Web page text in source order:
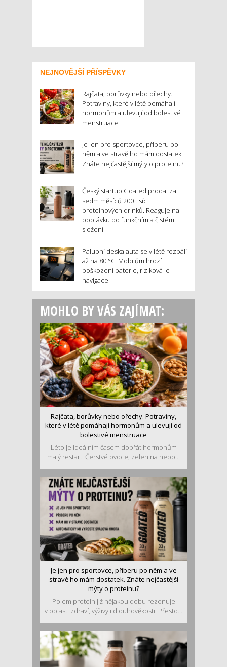
NEJNOVĚJŠÍ PŘÍSPĚVKY
Rajčata, borůvky nebo ořechy.
Potraviny, které v létě pomáhají
hormonům a ulevují od bolestivé
menstruace
Je jen pro sportovce, přiberu po
něm a ve stravě ho mám dostatek.
Znáte nejčastější mýty o proteinu?
Český startup Goated prodal za
sedm měsíců 200 tisíc
proteinových drinků. Reaguje na
poptávku po funkčním a čistém
složení
Palubní deska auta se v létě rozpálí
až na 80 °C. Mobilům hrozí
poškození baterie, riziková je i
navigace
MOHLO BY VÁS ZAJÍMAT:
Rajčata, borůvky nebo ořechy. Potraviny,
které v létě pomáhají hormonům a ulevují od
bolestivé menstruace
Léto je ideálním časem dopřát hormonům
malý restart. Čerstvé ovoce, zelenina nebo...
Je jen pro sportovce, přiberu po něm a ve
stravě ho mám dostatek. Znáte nejčastější
mýty o proteinu?
Pojem protein již nějakou dobu rezonuje
v oblasti zdraví, výživy i dlouhověkosti. Přesto...